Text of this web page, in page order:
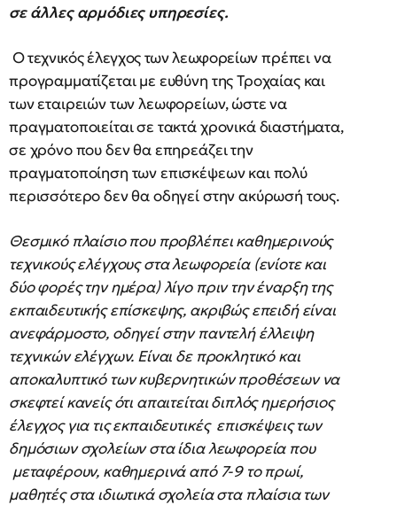
σε άλλες αρμόδιες υπηρεσίες.
Ο τεχνικός έλεγχος των λεωφορείων πρέπει να
προγραμματίζεται με ευθύνη της Τροχαίας και
των εταιρειών των λεωφορείων, ώστε να
πραγματοποιείται σε τακτά χρονικά διαστήματα,
σε χρόνο που δεν θα επηρεάζει την
πραγματοποίηση των επισκέψεων και πολύ
περισσότερο δεν θα οδηγεί στην ακύρωσή τους.
Θεσμικό πλαίσιο που προβλέπει καθημερινούς
τεχνικούς ελέγχους στα λεωφορεία (ενίοτε και
δύο φορές την ημέρα) λίγο πριν την έναρξη της
εκπαιδευτικής επίσκεψης, ακριβώς επειδή είναι
ανεφάρμοστο, οδηγεί στην παντελή έλλειψη
τεχνικών ελέγχων. Είναι δε προκλητικό και
αποκαλυπτικό των κυβερνητικών προθέσεων να
σκεφτεί κανείς ότι απαιτείται διπλός ημερήσιος
έλεγχος για τις εκπαιδευτικές επισκέψεις των
δημόσιων σχολείων στα ίδια λεωφορεία που
μεταφέρουν, καθημερινά από 7-9 το πρωί,
μαθητές στα ιδιωτικά σχολεία στα πλαίσια των